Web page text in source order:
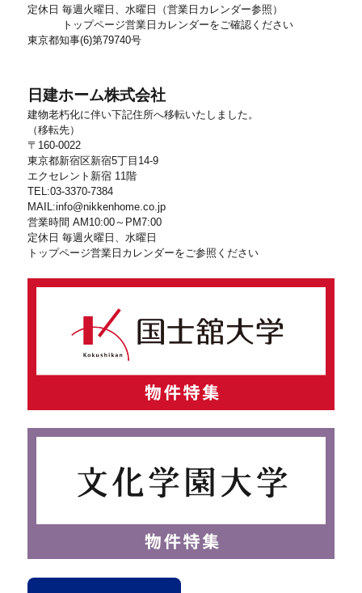
定休日 毎週火曜日、水曜日（営業日カレンダー参照）
トップページ営業日カレンダーをご確認ください
東京都知事(6)第79740号
日建ホーム株式会社
建物老朽化に伴い下記住所へ移転いたしました。
（移転先）
〒160-0022
東京都新宿区新宿5丁目14-9
エクセレント新宿 11階
TEL:03-3370-7384
MAIL:info@nikkenhome.co.jp
営業時間 AM10:00～PM7:00
定休日 毎週火曜日、水曜日
トップページ営業日カレンダーをご参照ください